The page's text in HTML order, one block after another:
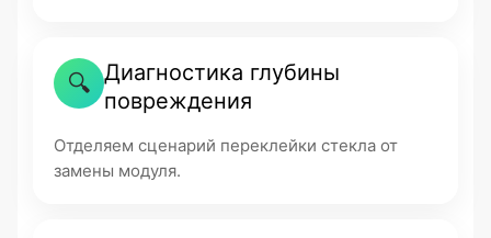
🔍 Диагностика глубины
повреждения
Отделяем сценарий переклейки стекла от
замены модуля.